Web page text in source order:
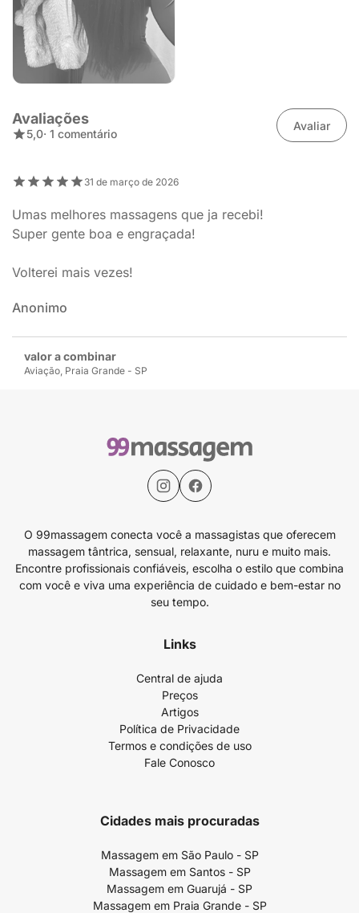
valor a combinar
Aviação, Praia Grande - SP
Avaliações
5,0· 1 comentário
Avaliar
31 de março de 2026
Umas melhores massagens que ja recebi!
Super gente boa e engraçada!
Volterei mais vezes!
Anonimo
O 99massagem conecta você a massagistas que oferecem
massagem tântrica, sensual, relaxante, nuru e muito mais.
Encontre profissionais confiáveis, escolha o estilo que combina
com você e viva uma experiência de cuidado e bem-estar no
seu tempo.
Links
Central de ajuda
Preços
Artigos
Política de Privacidade
Termos e condições de uso
Fale Conosco
Cidades mais procuradas
Massagem em São Paulo - SP
Massagem em Santos - SP
Massagem em Guarujá - SP
Massagem em Praia Grande - SP